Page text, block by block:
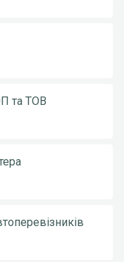
та ТОВ